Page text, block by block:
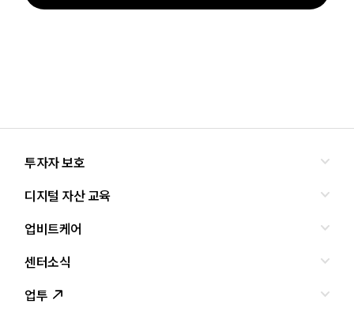
투자자 보호
올바른 투자란?
투자사기 유형과 예방
업비트 보호조치
디지털 자산 교육
교육
조사·연구
업비트케어
서비스안내
서비스신청
센터소식
인사말
업투